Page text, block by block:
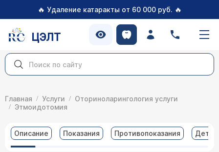
🔥 Удаление катаракты от 60 000 руб. 🔥
ЦЭЛТ
Главная Услуги
Оториноларингология услуги
Этмоидотомия
Описание Показания Противопоказания